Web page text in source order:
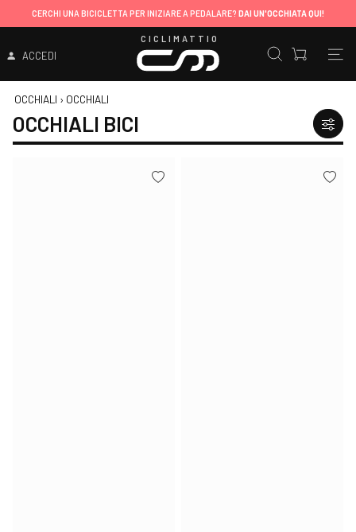
CERCHI UNA BICICLETTA PER INIZIARE A PEDALARE? DAI UN'OCCHIATA QUI!
ACCEDI
CICLIMATTIO
OCCHIALI › OCCHIALI
OCCHIALI BICI